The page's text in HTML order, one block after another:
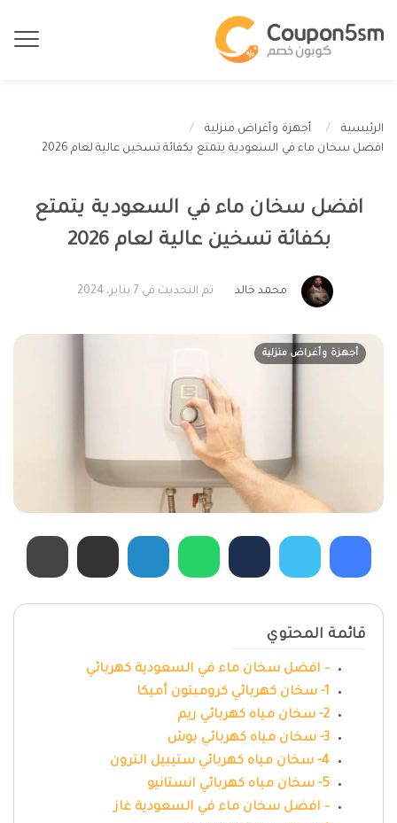
الرئيسية
أجهزة وأغراض منزلية
افضل سخان ماء في السعودية يتمتع بكفائة تسخين عالية لعام 2026
افضل سخان ماء في السعودية يتمتع
بكفائة تسخين عالية لعام 2026
محمد خالد تم التحديث في 7 يناير، 2024
أجهزة وأغراض منزلية
قائمة المحتوي
– افضل سخان ماء في السعودية كهربائي
1- سخان كهربائي كرومبتون أميكا
2- سخان مياه كهربائي ريم
3- سخان مياه كهربائي بوش
4- سخان مياه كهربائي ستيبيل الترون
5- سخان مياه كهربائي انستانيو
– افضل سخان ماء في السعودية غاز